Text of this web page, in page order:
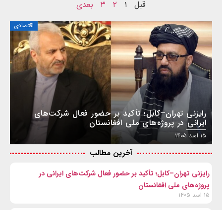
قبل ۱ ۲ ۳ بعدی
اقتصادی
رایزنی تهران–کابل؛ تأکید بر حضور فعال شرکت‌های
ایرانی در پروژه‌های ملی افغانستان
۱۵ اسد ۱۴۰۵
آخرین مطالب
رایزنی تهران–کابل؛ تأکید بر حضور فعال شرکت‌های ایرانی در
پروژه‌های ملی افغانستان
۱۵ اسد ۱۴۰۵